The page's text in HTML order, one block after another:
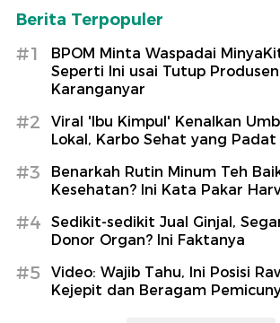
Berita Terpopuler
#1
BPOM Minta Waspadai
Seperti Ini usai Tutup
Karanganyar
#2
Viral 'Ibu Kimpul' Kenalkan
Lokal, Karbo Sehat yang Padat
#3
Benarkah Rutin Minum Teh
Kesehatan? Ini Kata Pakar
#4
Sedikit-sedikit Jual Ginjal,
Donor Organ? Ini Faktanya
#5
Video: Wajib Tahu, Ini Posisi
Kejepit dan Beragam